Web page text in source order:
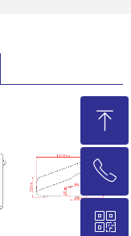
ꁸ
回到顶部
ꂅ
021-58235786
ꀥ